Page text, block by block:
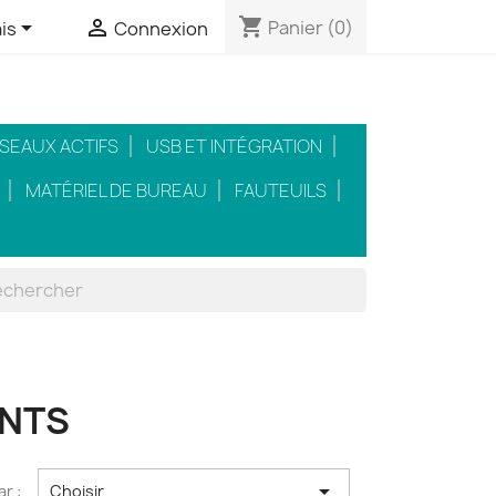
  Connexion shopping_cart Panier (0)
ACTIFS
USB ET INTÉGRATION
MATÉRIEL DE BUREAU
FAUTEUILS
: Choisir